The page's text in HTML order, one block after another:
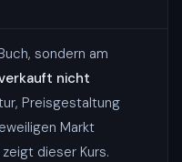
sondern am
nicht
Preisgestaltung
Markt
dieser Kurs.